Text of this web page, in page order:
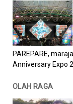
PAREPARE,
Anniversary Expo
OLAH RAGA